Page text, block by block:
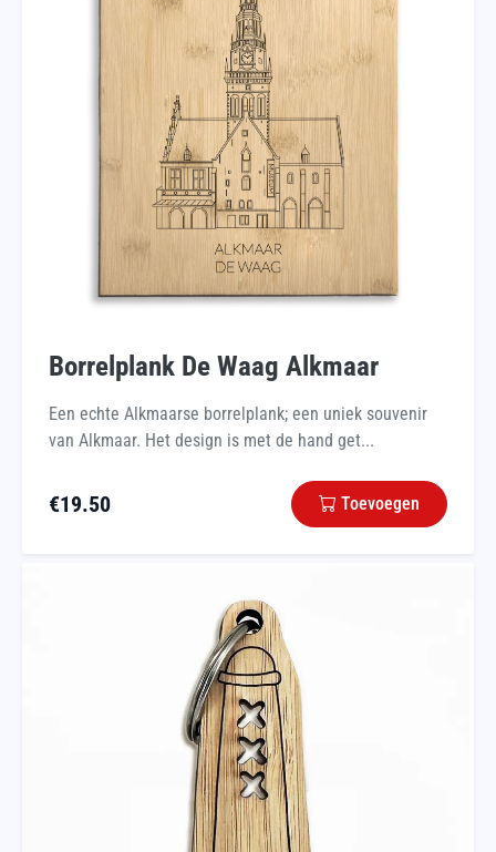
Borrelplank De Waag Alkmaar
Een echte Alkmaarse borrelplank; een uniek souvenir
van Alkmaar. Het design is met de hand get...
€19.50 Toevoegen